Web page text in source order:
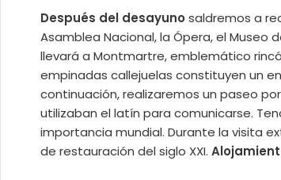
Después del desayuno saldremos a
Asamblea Nacional, la Ópera, el Museo
llevará a Montmartre, emblemático
empinadas callejuelas constituyen un
continuación, realizaremos un paseo
utilizaban el latín para comunicarse.
importancia mundial. Durante la visita
de restauración del siglo XXI.